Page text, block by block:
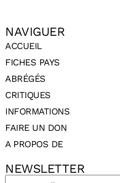
NAVIGUER
ACCUEIL
FICHES PAYS
ABRÉGÉS
CRITIQUES
INFORMATIONS
FAIRE UN DON
A PROPOS DE
NEWSLETTER